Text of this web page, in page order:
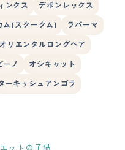
ンクス デボンレックス
ム(スクークム) ラパーマ
オリエンタルロングヘア
ーノ オシキャット
ーキッシュアンゴラ
ットの子猫